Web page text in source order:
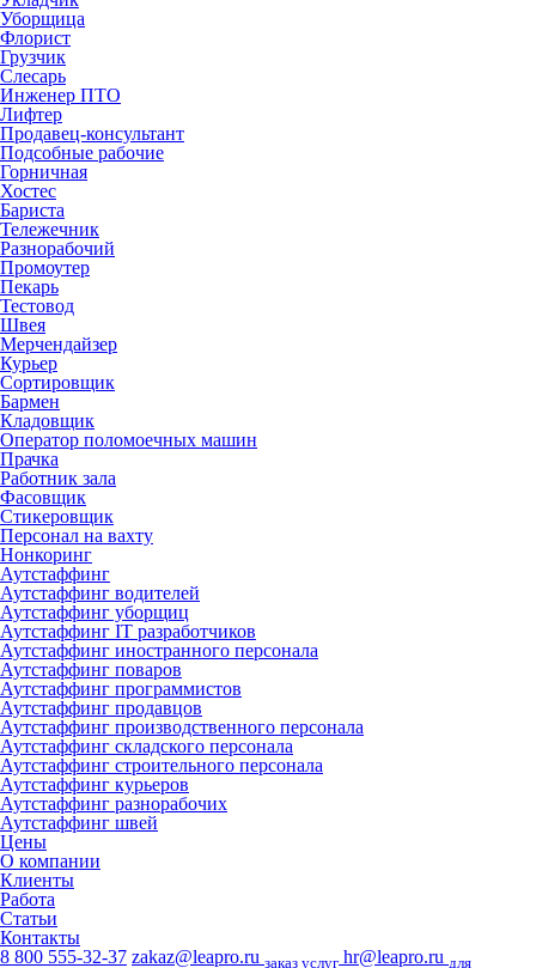
Уборщица
Флорист
Грузчик
Слесарь
Инженер ПТО
Лифтер
Продавец-консультант
Подсобные рабочие
Горничная
Хостес
Бариста
Тележечник
Разнорабочий
Промоутер
Пекарь
Тестовод
Швея
Мерчендайзер
Курьер
Сортировщик
Бармен
Кладовщик
Оператор поломоечных машин
Прачка
Работник зала
Фасовщик
Стикеровщик
Персонал на вахту
Нонкоринг
Аутстаффинг
Аутстаффинг водителей
Аутстаффинг уборщиц
Аутстаффинг IT разработчиков
Аутстаффинг иностранного персонала
Аутстаффинг поваров
Аутстаффинг программистов
Аутстаффинг продавцов
Аутстаффинг производственного персонала
Аутстаффинг складского персонала
Аутстаффинг строительного персонала
Аутстаффинг курьеров
Аутстаффинг разнорабочих
Аутстаффинг швей
Цены
О компании
Клиенты
Работа
Статьи
Контакты
8 800 555-32-37 zakaz@leapro.ru заказ услуг hr@leapro.ru для